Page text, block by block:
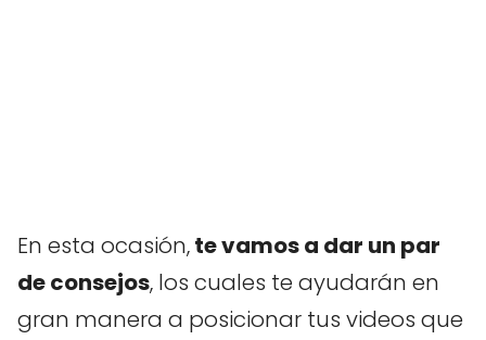
En esta ocasión,te vamos a dar un par
de consejos, los cuales te ayudarán en
gran manera a posicionar tus videos que